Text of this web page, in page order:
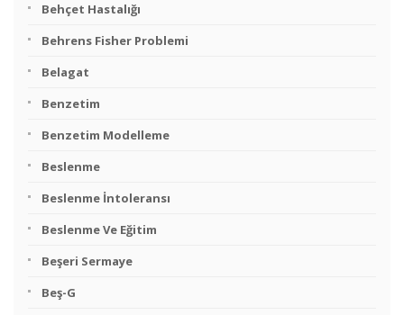
Behçet Hastalığı
Behrens Fisher Problemi
Belagat
Benzetim
Benzetim Modelleme
Beslenme
Beslenme İntoleransı
Beslenme Ve Eğitim
Beşeri Sermaye
Beş-G